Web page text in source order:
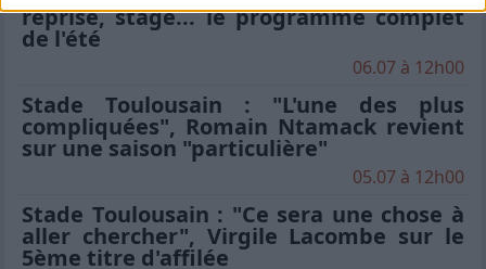
reprise, stage... le programme complet
de l'été
06.07 à 12h00
Stade Toulousain : "L'une des plus
compliquées", Romain Ntamack revient
sur une saison "particulière"
05.07 à 12h00
Stade Toulousain : "Ce sera une chose à
aller chercher", Virgile Lacombe sur le
5ème titre d'affilée